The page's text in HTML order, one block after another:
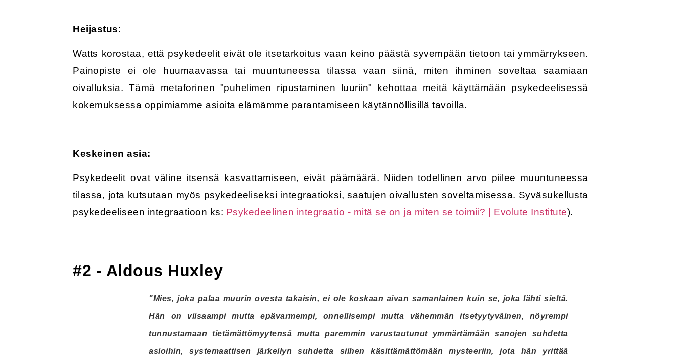
Heijastus:
Watts korostaa, että psykedeelit eivät ole itsetarkoitus vaan keino päästä syvempään tietoon tai ymmärrykseen.
Painopiste ei ole huumaavassa tai muuntuneessa tilassa vaan siinä, miten ihminen soveltaa saamiaan
oivalluksia. Tämä metaforinen "puhelimen ripustaminen luuriin" kehottaa meitä käyttämään psykedeelisessä
kokemuksessa oppimiamme asioita elämämme parantamiseen käytännöllisillä tavoilla.
Keskeinen asia:
Psykedeelit ovat väline itsensä kasvattamiseen, eivät päämäärä. Niiden todellinen arvo piilee muuntuneessa
tilassa, jota kutsutaan myös psykedeeliseksi integraatioksi, saatujen oivallusten soveltamisessa. Syväsukellusta
psykedeeliseen integraatioon ks: Psykedeelinen integraatio - mitä se on ja miten se toimii? | Evolute Institute).
#2 - Aldous Huxley
"Mies, joka palaa muurin ovesta takaisin, ei ole koskaan aivan samanlainen kuin se, joka lähti sieltä.
Hän on viisaampi mutta epävarmempi, onnellisempi mutta vähemmän itsetyytyväinen, nöyrempi
tunnustamaan tietämättömyytensä mutta paremmin varustautunut ymmärtämään sanojen suhdetta
asioihin, systemaattisen järkeilyn suhdetta siihen käsittämättömään mysteeriin, jota hän yrittää